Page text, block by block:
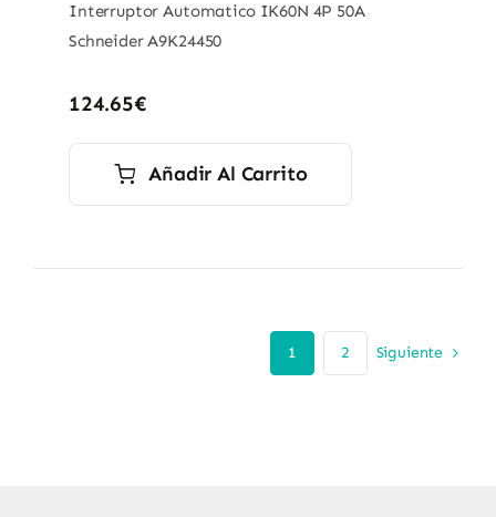
Interruptor Automatico IK60N 4P 50A
Schneider A9K24450
124.65€
Añadir Al Carrito
1 2 Siguiente